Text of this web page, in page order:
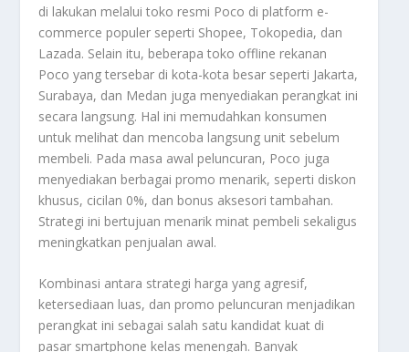
di lakukan melalui toko resmi Poco di platform e-
commerce populer seperti Shopee, Tokopedia, dan
Lazada. Selain itu, beberapa toko offline rekanan
Poco yang tersebar di kota-kota besar seperti Jakarta,
Surabaya, dan Medan juga menyediakan perangkat ini
secara langsung. Hal ini memudahkan konsumen
untuk melihat dan mencoba langsung unit sebelum
membeli. Pada masa awal peluncuran, Poco juga
menyediakan berbagai promo menarik, seperti diskon
khusus, cicilan 0%, dan bonus aksesori tambahan.
Strategi ini bertujuan menarik minat pembeli sekaligus
meningkatkan penjualan awal.
Kombinasi antara strategi harga yang agresif,
ketersediaan luas, dan promo peluncuran menjadikan
perangkat ini sebagai salah satu kandidat kuat di
pasar smartphone kelas menengah. Banyak